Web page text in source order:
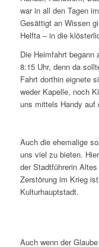
war in all den Tagen
Gesättigt an Wissen
Helfta – in die
Die Heimfahrt begann
8:15 Uhr, denn da
Fahrt dorthin eignete
weder Kapelle, noch
uns mittels Handy auf
Auch die ehemalige
uns viel zu bieten.
der Stadtführerin
Zerstörung im Krieg
Kulturhauptstadt.
Auch wenn der